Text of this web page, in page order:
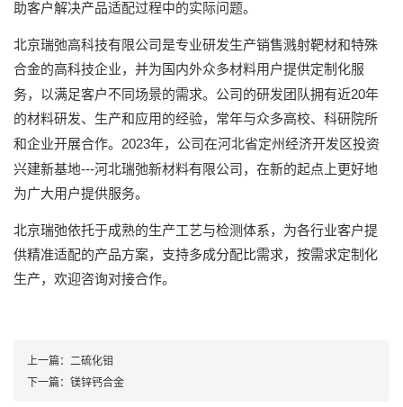
助客户解决产品适配过程中的实际问题。
北京瑞弛高科技有限公司是专业研发生产销售溅射靶材和特殊
合金的高科技企业，并为国内外众多材料用户提供定制化服
务，以满足客户不同场景的需求。公司的研发团队拥有近20年
的材料研发、生产和应用的经验，常年与众多高校、科研院所
和企业开展合作。 2023年，公司在河北省定州经济开发区投资
兴建新基地---河北瑞弛新材料有限公司，在新的起点上更好地
为广大用户提供服务。
北京瑞弛依托于成熟的生产工艺与检测体系，为各行业客户提
供精准适配的产品方案，支持多成分配比需求，按需求定制化
生产，欢迎咨询对接合作。
上一篇：二硫化钼
下一篇：镁锌钙合金